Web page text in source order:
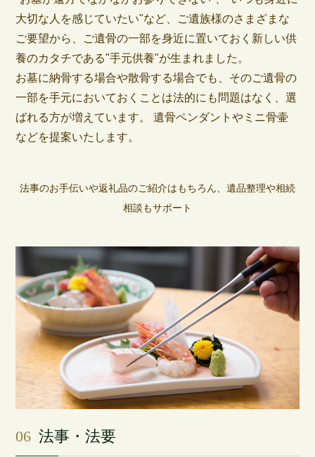
大切な人を感じていたい"など、ご遺族様のさまざまな
ご要望から、ご遺骨の一部を身近に置いておく新しい供
養のカタチである"手元供養"が生まれました。
お墓に納骨する場合や散骨する場合でも、そのご遺骨の
一部を手元においておくことは法的にも問題はなく、選
ばれる方が増えています。 遺骨ペンダントやミニ骨壷
などを提案いたします。
法事のお手伝いや返礼品のご紹介はもちろん、遺品整理や相続
相談もサポート
06 法事・法要